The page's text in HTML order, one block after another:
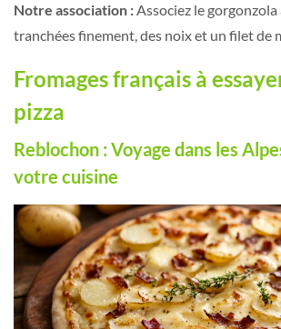
Notre association :Associez le gorgonzola
tranchées finement, des noix et un filet de
Fromages français à
pizza
Reblochon : Voyage dans les
votre cuisine